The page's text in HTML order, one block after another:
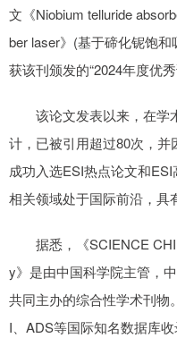
文《Niobium telluride
ber laser》(基于碲化铌饱
获该刊颁发的“2024年度优秀
该论文发表以来，在学
计，已被引用超过80次，
成功入选ESI热点论文和
相关领域处于国际前沿，具
据悉，《SCIENCE
y》是由中国科学院主管，
共同主办的综合性学术刊物
I、ADS等国际知名数据库